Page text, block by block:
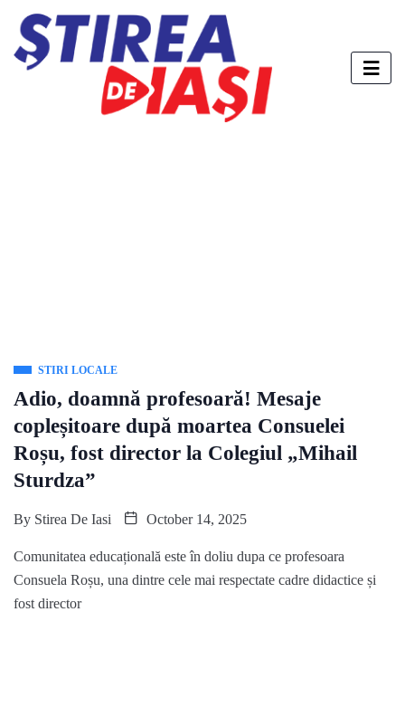
STIRI LOCALE
Adio, doamnă profesoară! Mesaje
copleșitoare după moartea Consuelei
Roșu, fost director la Colegiul „Mihail
Sturdza”
By Stirea De Iasi October 14, 2025
Comunitatea educațională este în doliu dupa ce profesoara
Consuela Roșu, una dintre cele mai respectate cadre didactice și
fost director